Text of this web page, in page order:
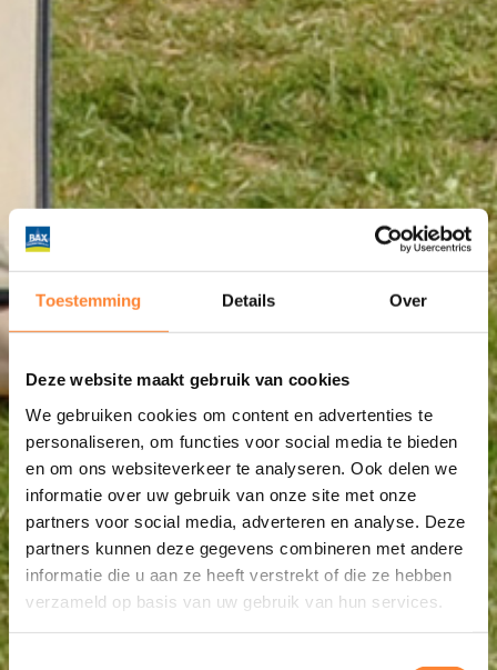
Toestemming Details Over
Deze website maakt gebruik van cookies
We gebruiken cookies om content en advertenties te
personaliseren, om functies voor social media te bieden
en om ons websiteverkeer te analyseren. Ook delen we
informatie over uw gebruik van onze site met onze
partners voor social media, adverteren en analyse. Deze
partners kunnen deze gegevens combineren met andere
informatie die u aan ze heeft verstrekt of die ze hebben
verzameld op basis van uw gebruik van hun services.
Toestemmingsselectie